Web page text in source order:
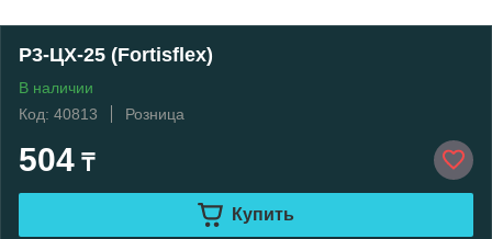
Р3-ЦХ-25 (Fortisflex)
В наличии
Код: 40813
Розница
504 ₸
Купить